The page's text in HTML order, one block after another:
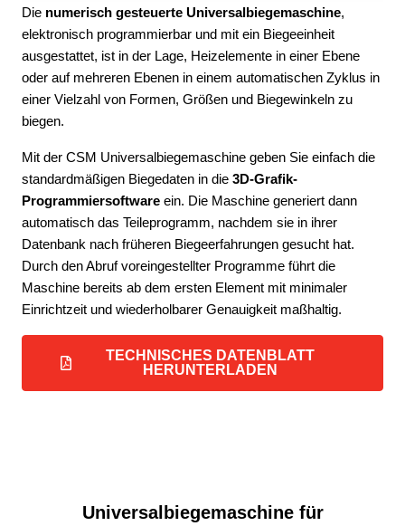
Die numerisch gesteuerte Universalbiegemaschine,
elektronisch programmierbar und mit ein Biegeeinheit
ausgestattet, ist in der Lage, Heizelemente in einer Ebene
oder auf mehreren Ebenen in einem automatischen Zyklus in
einer Vielzahl von Formen, Größen und Biegewinkeln zu
biegen.
Mit der CSM Universalbiegemaschine geben Sie einfach die
standardmäßigen Biegedaten in die 3D-Grafik-
Programmiersoftware ein. Die Maschine generiert dann
automatisch das Teileprogramm, nachdem sie in ihrer
Datenbank nach früheren Biegeerfahrungen gesucht hat.
Durch den Abruf voreingestellter Programme führt die
Maschine bereits ab dem ersten Element mit minimaler
Einrichtzeit und wiederholbarer Genauigkeit maßhaltig.
TECHNISCHES DATENBLATT
HERUNTERLADEN
Universalbiegemaschine für